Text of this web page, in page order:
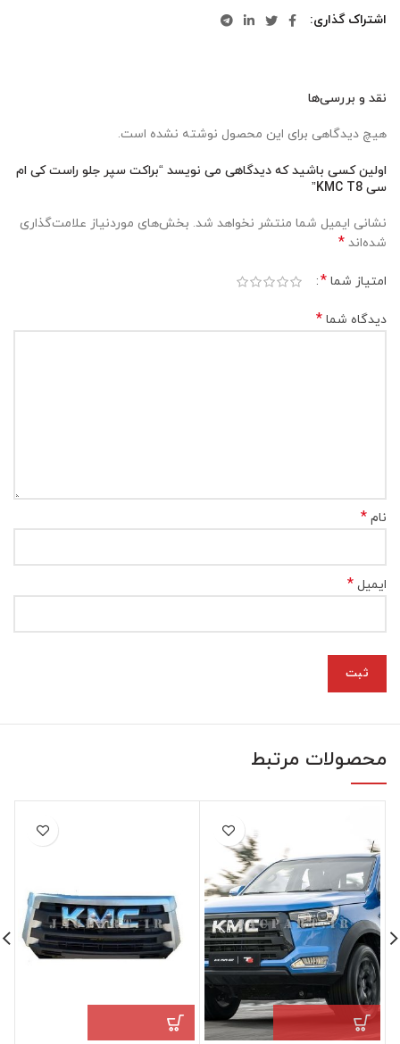
اشتراک گذاری
نقد و بررسی‌ها
هیچ دیدگاهی برای این محصول نوشته نشده است.
اولین کسی باشید که دیدگاهی می نویسد “براکت سپر جلو راست کی ام
سی KMC T8”
نشانی ایمیل شما منتشر نخواهد شد. بخش‌های موردنیاز علامت‌گذاری
شده‌اند *
امتیاز شما *
دیدگاه شما *
نام *
ایمیل *
محصولات مرتبط